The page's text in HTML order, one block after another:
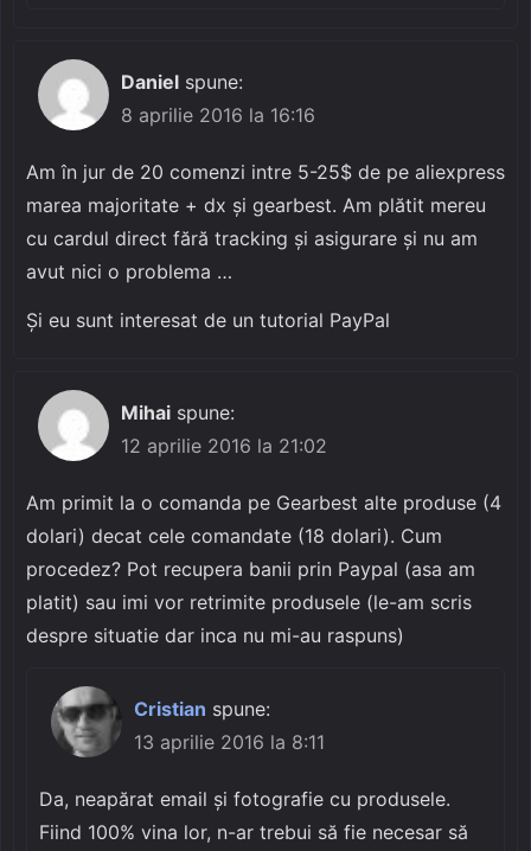
Daniel spune:
8 aprilie 2016 la 16:16
Am în jur de 20 comenzi intre 5-25$ de pe aliexpress
marea majoritate + dx și gearbest. Am plătit mereu
cu cardul direct fără tracking și asigurare și nu am
avut nici o problema …
Și eu sunt interesat de un tutorial PayPal
Mihai spune:
12 aprilie 2016 la 21:02
Am primit la o comanda pe Gearbest alte produse (4
dolari) decat cele comandate (18 dolari). Cum
procedez? Pot recupera banii prin Paypal (asa am
platit) sau imi vor retrimite produsele (le-am scris
despre situatie dar inca nu mi-au raspuns)
Cristian spune:
13 aprilie 2016 la 8:11
Da, neapărat email și fotografie cu produsele.
Fiind 100% vina lor, n-ar trebui să fie necesar să